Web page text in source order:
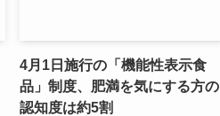
4月1日施行の「機能性表示食
品」制度、肥満を気にする方の
認知度は約5割